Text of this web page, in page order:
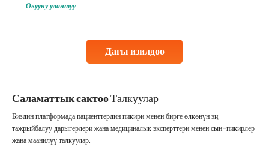
Дагы изилдөө
challenges and help couples achieve their dream of
collected, they process the
Окууну улантуу
Саламаттык сактооТалкуулар
Биздин платформада пациенттердин пикири менен бирге өлкөнүн эң
тажрыйбалуу дарыгерлери жана медициналык эксперттери менен сын-пикирлер
жана маанилүү талкуулар.